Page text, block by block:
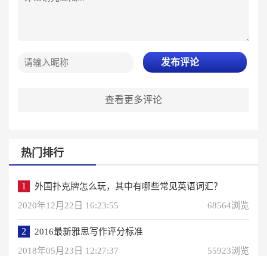
发布评论
查看更多评论
热门排行
1
外国扑克牌怎么玩，其中有哪些常见英语词汇？
2020年12月22日 16:23:55
68564浏览
2
2016最新雅思写作评分标准
2018年05月23日 12:27:37
55923浏览